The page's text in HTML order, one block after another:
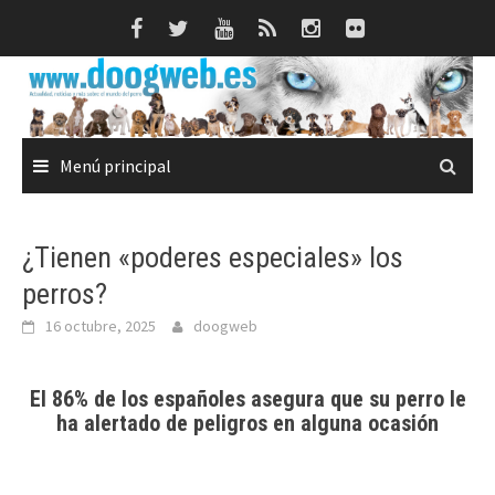
Menú principal
¿Tienen «poderes especiales» los
perros?
16 octubre, 2025 doogweb
El 86% de los españoles asegura que su perro le
ha alertado de peligros en alguna ocasión